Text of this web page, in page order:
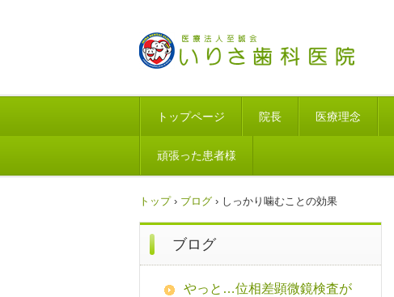
トップページ 院長 医療理念
頑張った患者様
トップ › ブログ › しっかり噛むことの効果
ブログ
やっと…位相差顕微鏡検査が